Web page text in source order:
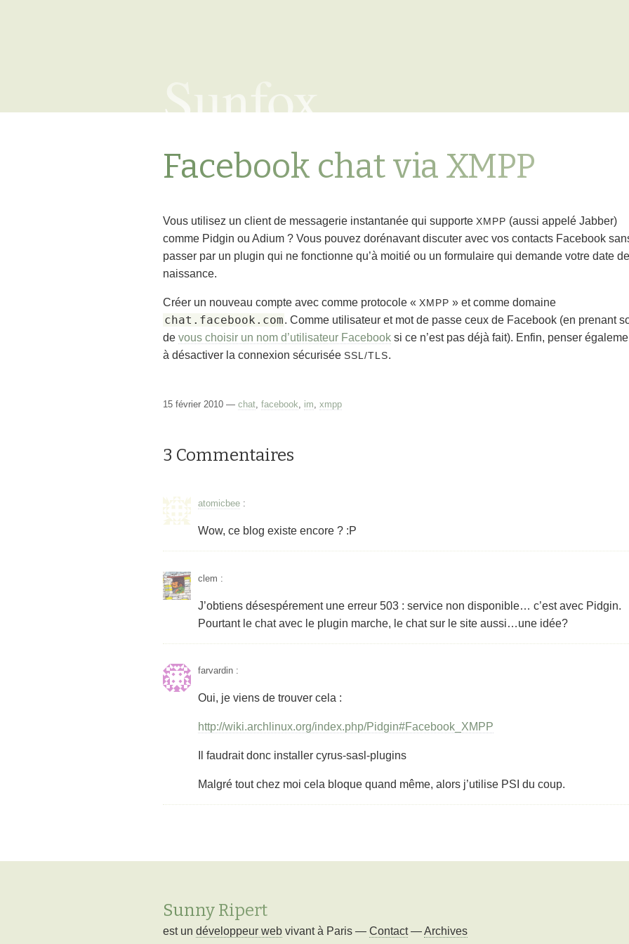
Sunfox
Facebook chat via XMPP
Vous utilisez un client de messagerie instantanée qui supporte XMPP (aussi appelé Jabber)
comme Pidgin ou Adium ? Vous pouvez dorénavant discuter avec vos contacts Facebook
passer par un plugin qui ne fonctionne qu’à moitié ou un formulaire qui demande votre date de
naissance.
Créer un nouveau compte avec comme protocole « XMPP » et comme domaine
chat.facebook.com. Comme utilisateur et mot de passe ceux de Facebook (en prenant
de vous choisir un nom d’utilisateur Facebook si ce n’est pas déjà fait). Enfin, penser
à désactiver la connexion sécurisée SSL/TLS.
15 février 2010 — chat, facebook, im, xmpp
3 Commentaires
atomicbee :
Wow, ce blog existe encore ? :P
clem :
J’obtiens désespérement une erreur 503 : service non disponible… c’est avec Pidgin.
Pourtant le chat avec le plugin marche, le chat sur le site aussi…une idée?
farvardin :
Oui, je viens de trouver cela :
http://wiki.archlinux.org/index.php/Pidgin#Facebook_XMPP
Il faudrait donc installer cyrus-sasl-plugins
Malgré tout chez moi cela bloque quand même, alors j’utilise PSI du coup.
Sunny Ripert
est un développeur web vivant à Paris — Contact—Archives